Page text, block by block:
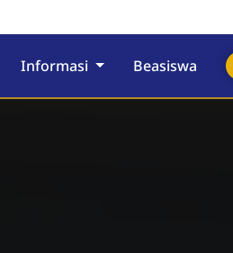
Informasi Beasiswa